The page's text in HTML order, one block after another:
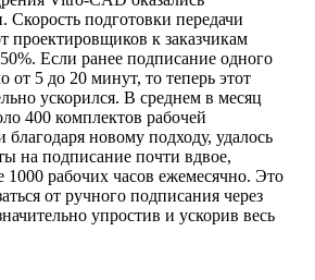
подготовки передачи
проектировщиков к заказчикам
Если ранее подписание одного
от 5 до 20 минут, то теперь этот
ускорился. В среднем в месяц
400 комплектов рабочей
благодаря новому подходу, удалось
на подписание почти вдвое,
1000 рабочих часов ежемесячно. Это
от ручного подписания через
упростив и ускорив весь